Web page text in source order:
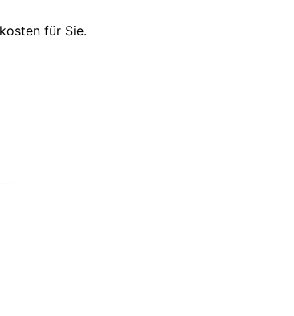
für Sie.